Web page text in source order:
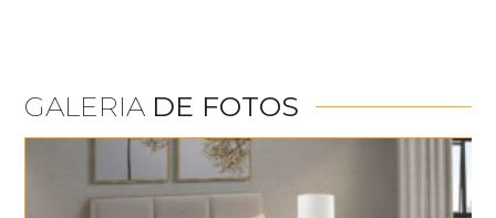
GALERIA DE FOTOS